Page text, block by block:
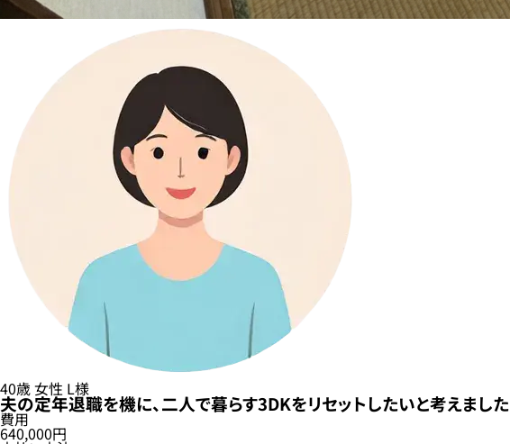
40歳女性 L様
夫の定年退職を機に、二人で暮らす3DKをリセットしたいと考えました
費用
640,000円